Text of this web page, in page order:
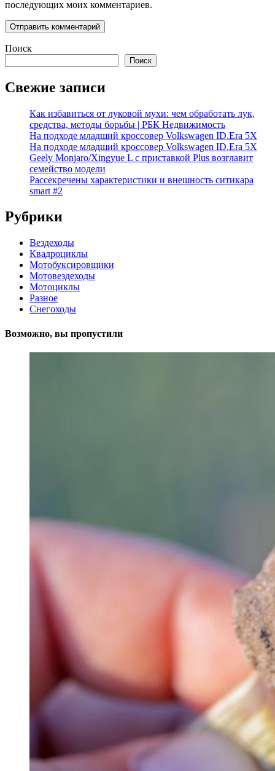
последующих моих комментариев.
Поиск
Поиск
Свежие записи
Как избавиться от луковой мухи: чем обработать лук,
средства, методы борьбы | РБК Недвижимость
На подходе младший кроссовер Volkswagen ID.Era 5X
На подходе младший кроссовер Volkswagen ID.Era 5X
Geely Monjaro/Xingyue L с приставкой Plus возглавит
семейство модели
Рассекречены характеристики и внешность ситикара
smart #2
Рубрики
Вездеходы
Квадроциклы
Мотобуксировщики
Мотовездеходы
Мотоциклы
Разное
Снегоходы
Возможно, вы пропустили